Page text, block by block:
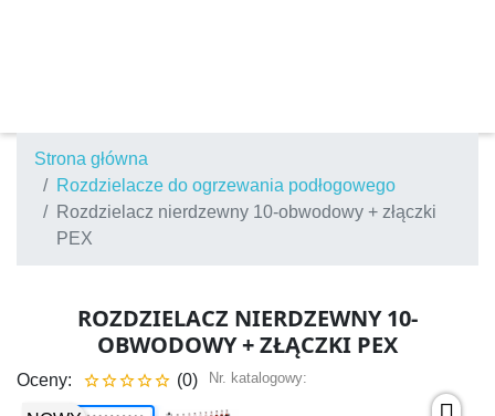
Strona główna
Rozdzielacze do ogrzewania podłogowego
Rozdzielacz nierdzewny 10-obwodowy + złączki
PEX
ROZDZIELACZ NIERDZEWNY 10-
OBWODOWY + ZŁĄCZKI PEX
Oceny:  (0) Nr. katalogowy: